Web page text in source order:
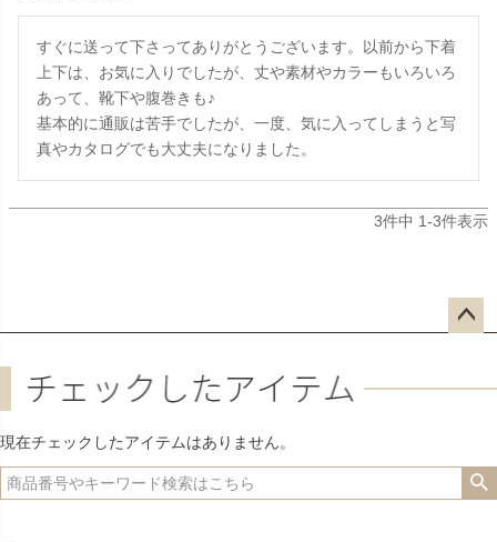
すぐに送って下さってありがとうございます。以前から下着
上下は、お気に入りでしたが、丈や素材やカラーもいろいろ
あって、靴下や腹巻きも♪
基本的に通販は苦手でしたが、一度、気に入ってしまうと写
真やカタログでも大丈夫になりました。
3件中 1-3件表示
現在チェックしたアイテムはありません。